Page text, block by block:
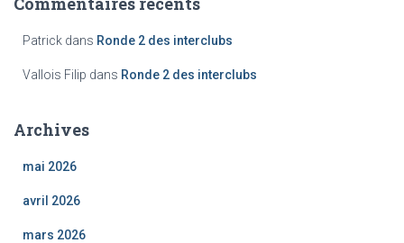
Patrick dans Ronde 2 des interclubs
Vallois Filip dans Ronde 2 des interclubs
Archives
mai 2026
avril 2026
mars 2026